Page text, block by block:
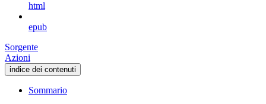
html
epub
Sorgente
Azioni
indice dei contenuti
Sommario